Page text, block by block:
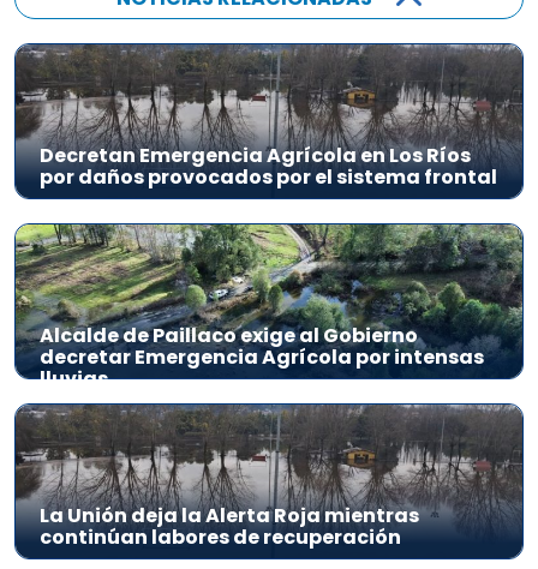
Decretan Emergencia Agrícola en Los Ríos
por daños provocados por el sistema frontal
Alcalde de Paillaco exige al Gobierno
decretar Emergencia Agrícola por intensas
lluvias
La Unión deja la Alerta Roja mientras
continúan labores de recuperación